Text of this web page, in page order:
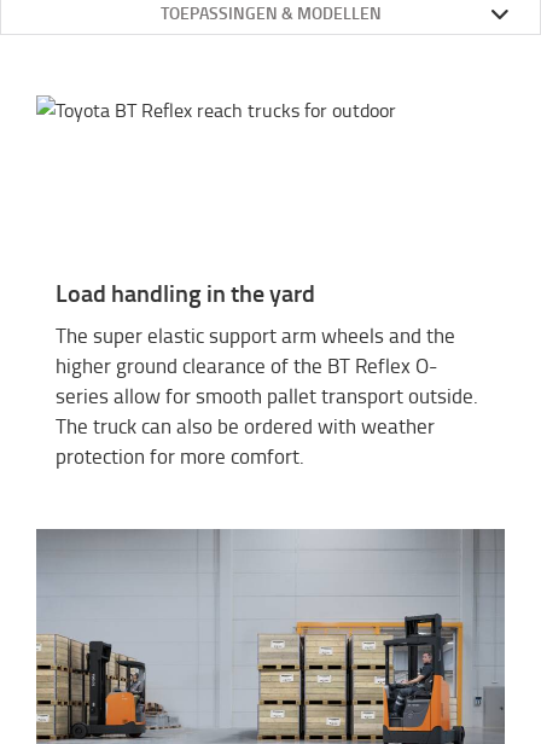
TOEPASSINGEN & MODELLEN
Load handling in the yard
The super elastic support arm wheels and the
higher ground clearance of the BT Reflex O-
series allow for smooth pallet transport outside.
The truck can also be ordered with weather
protection for more comfort.